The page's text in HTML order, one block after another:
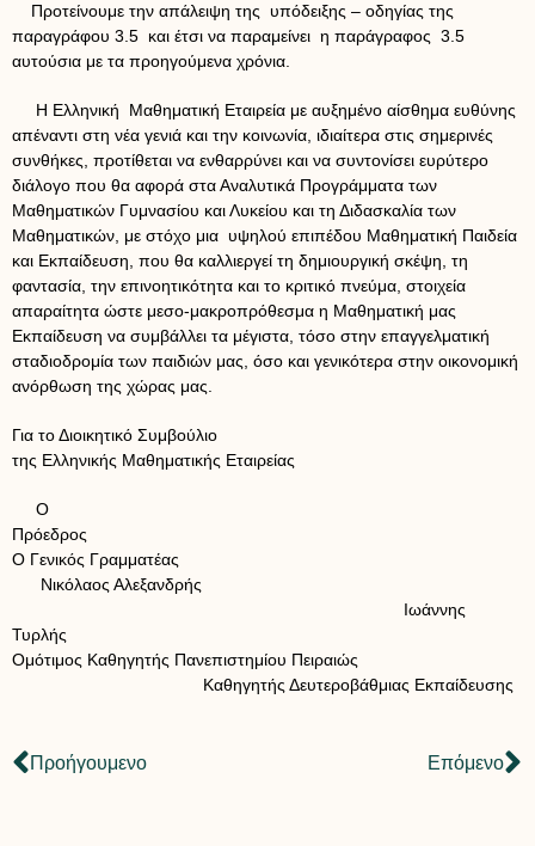
Προτείνουμε την απάλειψη της υπόδειξης – οδηγίας της
παραγράφου 3.5 και έτσι να παραμείνει η παράγραφος 3.5
αυτούσια με τα προηγούμενα χρόνια.
Η Ελληνική Μαθηματική Εταιρεία με αυξημένο αίσθημα ευθύνης
απέναντι στη νέα γενιά και την κοινωνία, ιδιαίτερα στις σημερινές
συνθήκες, προτίθεται να ενθαρρύνει και να συντονίσει ευρύτερο
διάλογο που θα αφορά στα Αναλυτικά Προγράμματα των
Μαθηματικών Γυμνασίου και Λυκείου και τη Διδασκαλία των
Μαθηματικών, με στόχο μια υψηλού επιπέδου Μαθηματική Παιδεία
και Εκπαίδευση, που θα καλλιεργεί τη δημιουργική σκέψη, τη
φαντασία, την επινοητικότητα και το κριτικό πνεύμα, στοιχεία
απαραίτητα ώστε μεσο-μακροπρόθεσμα η Μαθηματική μας
Εκπαίδευση να συμβάλλει τα μέγιστα, τόσο στην επαγγελματική
σταδιοδρομία των παιδιών μας, όσο και γενικότερα στην οικονομική
ανόρθωση της χώρας μας.
Για το Διοικητικό Συμβούλιο
της Ελληνικής Μαθηματικής Εταιρείας
Ο
Πρόεδρος
Ο Γενικός Γραμματέας
Νικόλαος Αλεξανδρής
Ιωάννης
Τυρλής
Ομότιμος Καθηγητής Πανεπιστημίου Πειραιώς
Καθηγητής Δευτεροβάθμιας Εκπαίδευσης
Προήγουμενο Επόμενο